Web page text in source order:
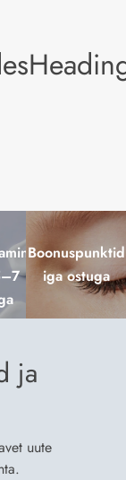
Boonuspunktid
iga ostuga
ja
uute